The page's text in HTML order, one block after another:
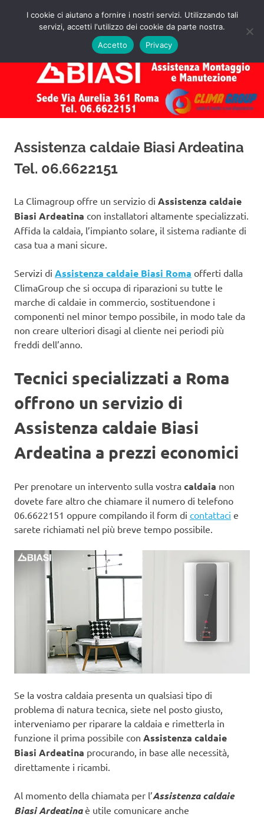
Assistenza
Caldaie
Biasi
Roma
Preventivo!
MENU
Assistenza caldaie Biasi Ardeatina
Tel. 06.6622151
La Climagroup offre un servizio di Assistenza caldaie
Biasi Ardeatina con installatori altamente specializzati.
Affida la caldaia, l’impianto solare, il sistema radiante di
casa tua a mani sicure.
Servizi di Assistenza caldaie Biasi Roma offerti dalla
ClimaGroup che si occupa di riparazioni su tutte le
marche di caldaie in commercio, sostituendone i
componenti nel minor tempo possibile, in modo tale da
non creare ulteriori disagi al cliente nei periodi più
freddi dell’anno.
Tecnici specializzati a Roma
offrono un servizio di
Assistenza caldaie Biasi
Ardeatina a prezzi economici
Per prenotare un intervento sulla vostra caldaia non
dovete fare altro che chiamare il numero di telefono
06.6622151 oppure compilando il form di contattaci e
sarete richiamati nel più breve tempo possibile.
Se la vostra caldaia presenta un qualsiasi tipo di
problema di natura tecnica, siete nel posto giusto,
interveniamo per riparare la caldaia e rimetterla in
funzione il prima possibile con Assistenza caldaie
Biasi Ardeatina procurando, in base alle necessità,
direttamente i ricambi.
Al momento della chiamata per l’Assistenza caldaie
Biasi Ardeatinaè utile comunicare anche
I cookie ci aiutano a fornire i nostri servizi. Utilizzando tali
servizi, accetti l'utilizzo dei cookie da parte nostra.
Accetto
Privacy